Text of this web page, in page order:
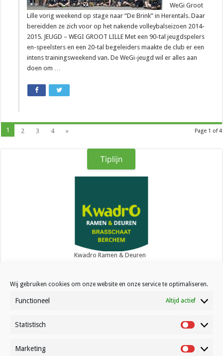
Wij gebruiken cookies om onze website en onze service te optimaliseren.
Functioneel Altijd actief
Statistisch Statistisch
Marketing
WeGi Groot
Lille vorig weekend op stage naar “De Brink” in Herentals. Daar
bereidden ze zich voor op het nakende volleybalseizoen 2014-
2015. JEUGD – WEGI GROOT LILLE Met een 90-tal jeugdspelers
en-speelsters en een 20-tal begeleiders maakte de club er een
intens trainingsweekend van. De WeGi-jeugd wil er alles aan
doen om …
Page 1 of 4
1 2 3 4 »
Tiplijn
Kwadro Ramen & Deuren
Contact